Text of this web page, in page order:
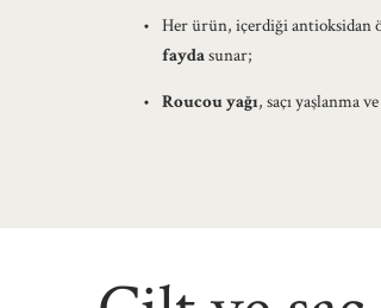
Her ürün, içerdiği antioksidan
faydasunar;
Roucou yağı, saçı yaşlanma